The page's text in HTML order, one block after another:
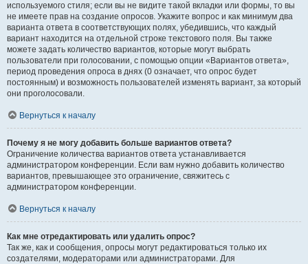
используемого стиля; если вы не видите такой вкладки или формы, то вы
не имеете прав на создание опросов. Укажите вопрос и как минимум два
варианта ответа в соответствующих полях, убедившись, что каждый
вариант находится на отдельной строке текстового поля. Вы также
можете задать количество вариантов, которые могут выбрать
пользователи при голосовании, с помощью опции «Вариантов ответа»,
период проведения опроса в днях (0 означает, что опрос будет
постоянным) и возможность пользователей изменять вариант, за который
они проголосовали.
Вернуться к началу
Почему я не могу добавить больше вариантов ответа?
Ограничение количества вариантов ответа устанавливается
администратором конференции. Если вам нужно добавить количество
вариантов, превышающее это ограничение, свяжитесь с
администратором конференции.
Вернуться к началу
Как мне отредактировать или удалить опрос?
Так же, как и сообщения, опросы могут редактироваться только их
создателями, модераторами или администраторами. Для